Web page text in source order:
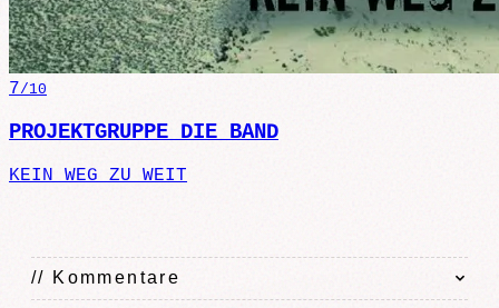
7/10
PROJEKTGRUPPE DIE BAND
KEIN WEG ZU WEIT
// Kommentare